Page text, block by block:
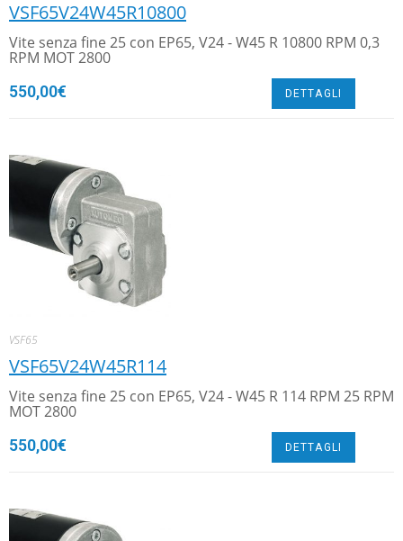
VSF65V24W45R10800
Vite senza fine 25 con EP65, V24 - W45 R 10800 RPM 0,3
RPM MOT 2800
550,00€ DETTAGLI
VSF65
VSF65V24W45R114
Vite senza fine 25 con EP65, V24 - W45 R 114 RPM 25 RPM
MOT 2800
550,00€ DETTAGLI